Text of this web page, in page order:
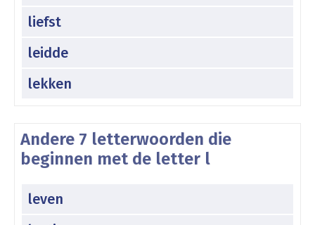
liefst
leidde
lekken
Andere 7 letterwoorden die
beginnen met de letter l
leven